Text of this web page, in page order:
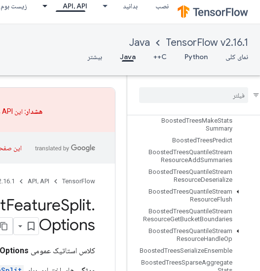
نصب بدانید API، API زیست بوم
TensorFlow v2.16.1
Java
نمای کلی Python
C++
Java بیشتر
BoostedTreesCreateQuantileStreamResource
BoostedTreesDeserializeEnsembl
e
BoostedTreesEnsembleResourceHandleOp
puts
Summaries
BoostedTreesMakeStats
Summary
BoostedTreesPredict
BoostedTreesQuantileStream
ResourceAddSummaries
BoostedTreesQuantileStream
ResourceDeserialize
BoostedTreesQuantileStream
ResourceFlush
BoostedTreesQuantileStream
ResourceGetBucketBoundaries
BoostedTreesQuantileStream
ResourceHandleOp
BoostedTreesSerializeEnsemble
BoostedTreesSparseAggregate
هشدار: این API منسوخ شده است و پس از پایدار شدن
این
TensorFlow API، API
FeatureSplit.
Options
کلاس استاتیک عمومی